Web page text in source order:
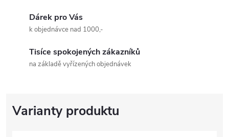
Dárek pro Vás
k objednávce nad 1000,-
Tisíce spokojených zákazníků
na základě vyřízených objednávek